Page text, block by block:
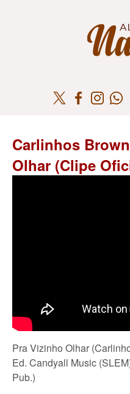
Carlinhos
Olhar (Clipe
Pra Vizinho Olhar
Ed. Candyall Music
Pub.)